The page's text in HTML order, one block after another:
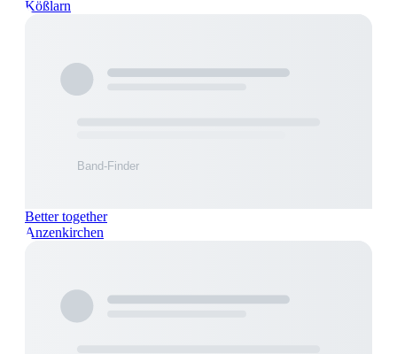
Kößlarn
Better together
Anzenkirchen